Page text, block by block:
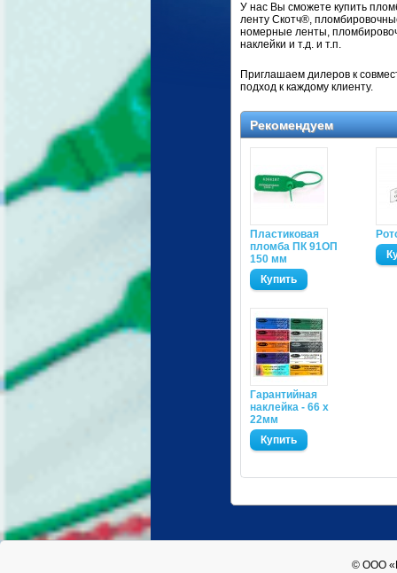
У нас Вы сможете купить
ленту Скотч®,
номерные ленты,
наклейки и т.д. и т.п.
Приглашаем дилеров к
подход к каждому клиенту.
Рекомендуем
Пластиковая
пломба ПК 91ОП
150 мм
Гарантийная
наклейка - 66 х
22мм
© ООО